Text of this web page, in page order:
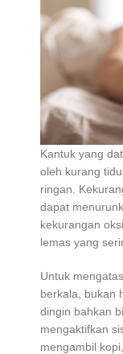
Kantuk yang
oleh kurang
ringan.
dapat
kekurangan
lemas yang
Untuk
berkala, bukan
dingin bahkan
mengaktifkan
mengambil